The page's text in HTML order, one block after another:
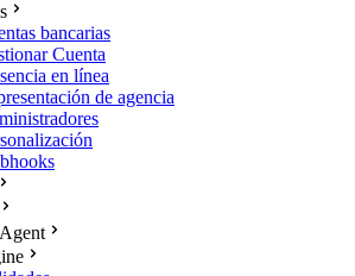
bancarias
Cuenta
en línea
de agencia